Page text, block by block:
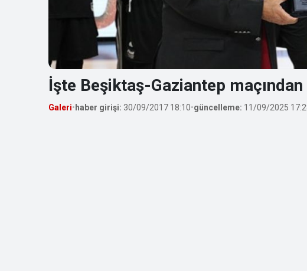
İşte Beşiktaş-Gaziantep
Galeri• haber girişi: 30/09/2017 18:10•güncelleme: 11/09/2025